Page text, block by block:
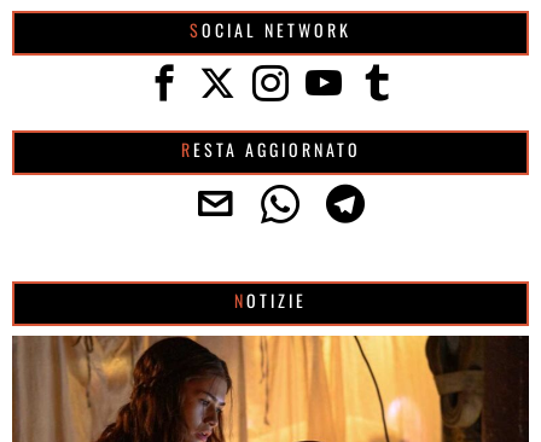
SOCIAL NETWORK
RESTA AGGIORNATO
NOTIZIE